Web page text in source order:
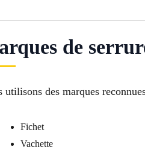
de
utilisons des marques
Fichet
Vachette